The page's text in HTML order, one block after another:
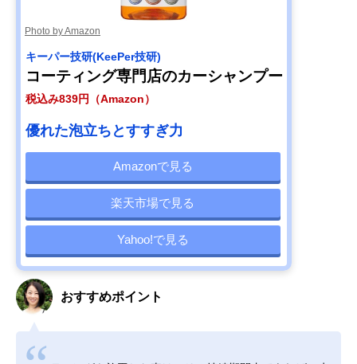
Photo by Amazon
キーパー技研(KeePer技研)
コーティング専門店のカーシャンプー
税込み839円（Amazon）
優れた泡立ちとすすぎ力
Amazonで見る
楽天市場で見る
Yahoo!で見る
おすすめポイント